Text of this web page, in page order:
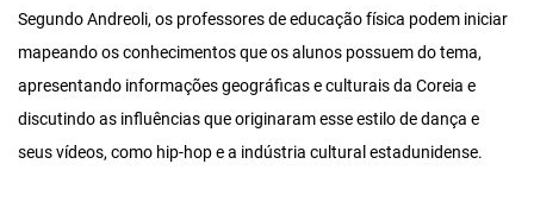
Segundo Andreoli, os professores de educação física podem iniciar
mapeando os conhecimentos que os alunos possuem do tema,
apresentando informações geográficas e culturais da Coreia e
discutindo as influências que originaram esse estilo de dança e
seus vídeos, como hip-hop e a indústria cultural estadunidense.